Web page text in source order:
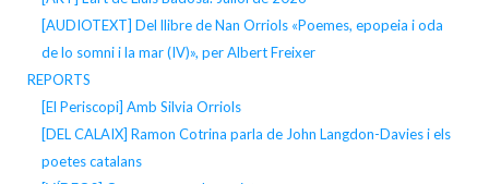
[AUDIOTEXT] Del llibre de Nan Orriols «Poemes, epopeia i oda
de lo somni i la mar (IV)», per Albert Freixer
REPORTS
[El Periscopi] Amb Silvia Orriols
[DEL CALAIX] Ramon Cotrina parla de John Langdon-Davies i els
poetes catalans